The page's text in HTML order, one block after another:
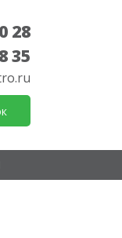
28
35